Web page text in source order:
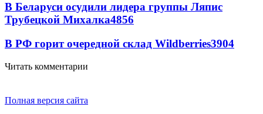
В Беларуси осудили лидера группы Ляпис
Трубецкой Михалка4856
В РФ горит очередной склад Wildberries3904
Читать комментарии
Полная версия сайта